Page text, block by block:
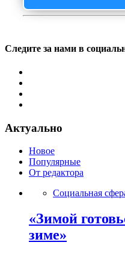
Следите за нами в
Актуально
Новое
Популярные
От редактора
Социальная
«Зимой
зиме»